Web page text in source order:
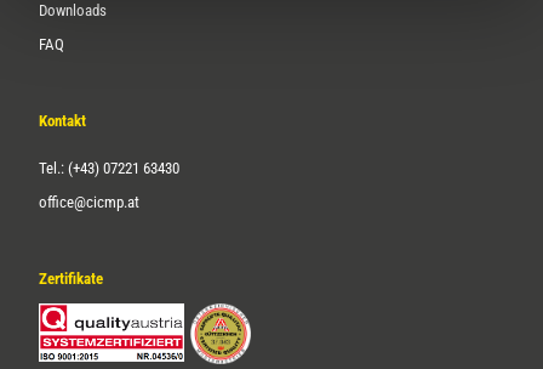
Downloads
FAQ
Kontakt
Tel.: (+43) 07221 63430
office@cicmp.at
Zertifikate